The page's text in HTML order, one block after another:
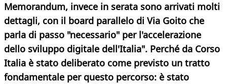
Memorandum, invece in serata sono arrivati molti
dettagli, con il board parallelo di Via Goito che
parla di passo "necessario" per l'accelerazione
dello sviluppo digitale dell'Italia". Perché da Corso
Italia è stato deliberato come previsto un tratto
fondamentale per questo percorso: è stato